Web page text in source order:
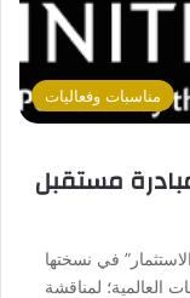
مناسبات وفعاليات
مستقبل
في نسختها
العالمية؛ لمناقشة